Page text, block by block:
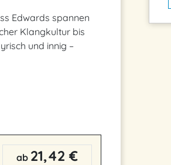
Edwards spannen
Klangkultur bis
und innig –
ab 21,42 €